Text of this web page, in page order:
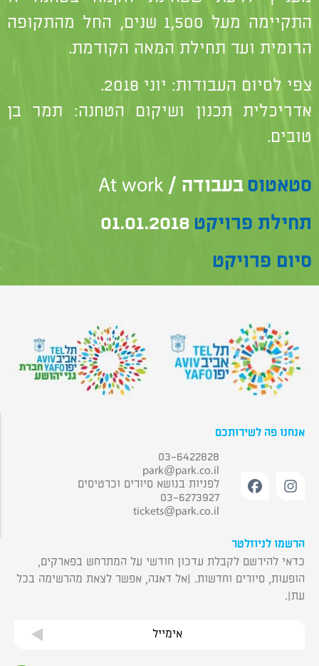
התקיימה מעל 1,500 שנים, החל מהתקופה
הרומית ועד תחילת המאה הקודמת.
צפי לסיום העבודות: יוני 2018.
אדריכלית תכנון ושיקום הטחנה: תמר בן
טובים.
סטאטוס בעבודה / At work
תחילת פרויקט 01.01.2018
סיום פרויקט
אנחנו פה לשירותכם
03-6422828
park@park.co.il
לפניות בנושא סיורים וכרטיסים
03-6273927
tickets@park.co.il
הרשמו לניוזלטר
כדאי להירשם לקבלת עדכון חודשי על המתרחש בפארקים,
הופעות, סיורים וחדשות. (אל דאגה, אפשר לצאת מהרשימה בכל
עת).
אימייל